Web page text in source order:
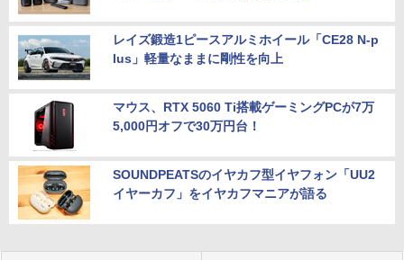
レイズ鍛造1ピースアルミホイール「CE28 N-p
lus」軽量なままに剛性を向上
マウス、RTX 5060 Ti搭載ゲーミングPCが7万
5,000円オフで30万円台！
SOUNDPEATSのイヤカフ型イヤフォン「UU2
イヤーカフ」をイヤカフマニアが語る